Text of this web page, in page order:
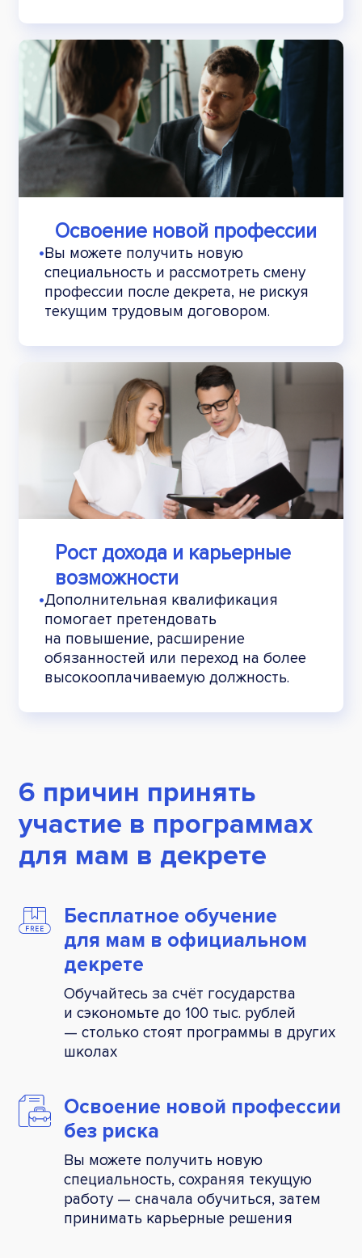
Освоение новой профессии
•Вы можете получить новую
специальность и рассмотреть смену
профессии после декрета, не рискуя
текущим трудовым договором.
Рост дохода и карьерные
возможности
•Дополнительная квалификация
помогает претендовать
на повышение, расширение
обязанностей или переход на более
высокооплачиваемую должность.
6 причин принять
участие в программах
для мам в декрете
Бесплатное обучение
для мам в официальном
декрете
Обучайтесь за счёт государства
и сэкономьте до 100 тыс. рублей
— столько стоят программы в других
школах
Освоение новой профессии
без риска
Вы можете получить новую
специальность, сохраняя текущую
работу — сначала обучиться, затем
принимать карьерные решения